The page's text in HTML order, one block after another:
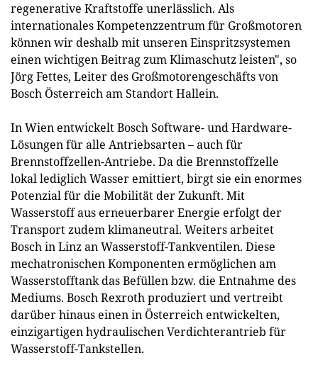
regenerative Kraftstoffe unerlässlich. Als
internationales Kompetenzzentrum für Großmotoren
können wir deshalb mit unseren Einspritzsystemen
einen wichtigen Beitrag zum Klimaschutz leisten", so
Jörg Fettes, Leiter des Großmotorengeschäfts von
Bosch Österreich am Standort Hallein.
In Wien entwickelt Bosch Software- und Hardware-
Lösungen für alle Antriebsarten – auch für
Brennstoffzellen-Antriebe. Da die Brennstoffzelle
lokal lediglich Wasser emittiert, birgt sie ein enormes
Potenzial für die Mobilität der Zukunft. Mit
Wasserstoff aus erneuerbarer Energie erfolgt der
Transport zudem klimaneutral. Weiters arbeitet
Bosch in Linz an Wasserstoff-Tankventilen. Diese
mechatronischen Komponenten ermöglichen am
Wasserstofftank das Befüllen bzw. die Entnahme des
Mediums. Bosch Rexroth produziert und vertreibt
darüber hinaus einen in Österreich entwickelten,
einzigartigen hydraulischen Verdichterantrieb für
Wasserstoff-Tankstellen.